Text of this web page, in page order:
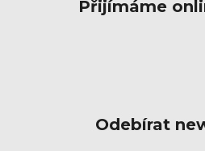
Přijímáme
Odebírat